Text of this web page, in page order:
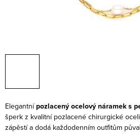
Elegantnípozlacený ocelový náramek s
šperk z kvalitní pozlacené chirurgické
zápěstí a dodá každodenním outfitům